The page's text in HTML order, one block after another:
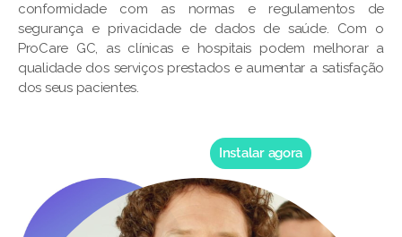
conformidade com as normas e regulamentos de
segurança e privacidade de dados de saúde. Com o
ProCare GC, as clínicas e hospitais podem melhorar a
qualidade dos serviços prestados e aumentar a satisfação
dos seus pacientes.
Instalar agora